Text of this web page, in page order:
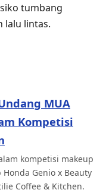
tumbang
lalu lintas.
MUA
Kompetisi
kompetisi makeup
Genio x Beauty
Coffee & Kitchen.